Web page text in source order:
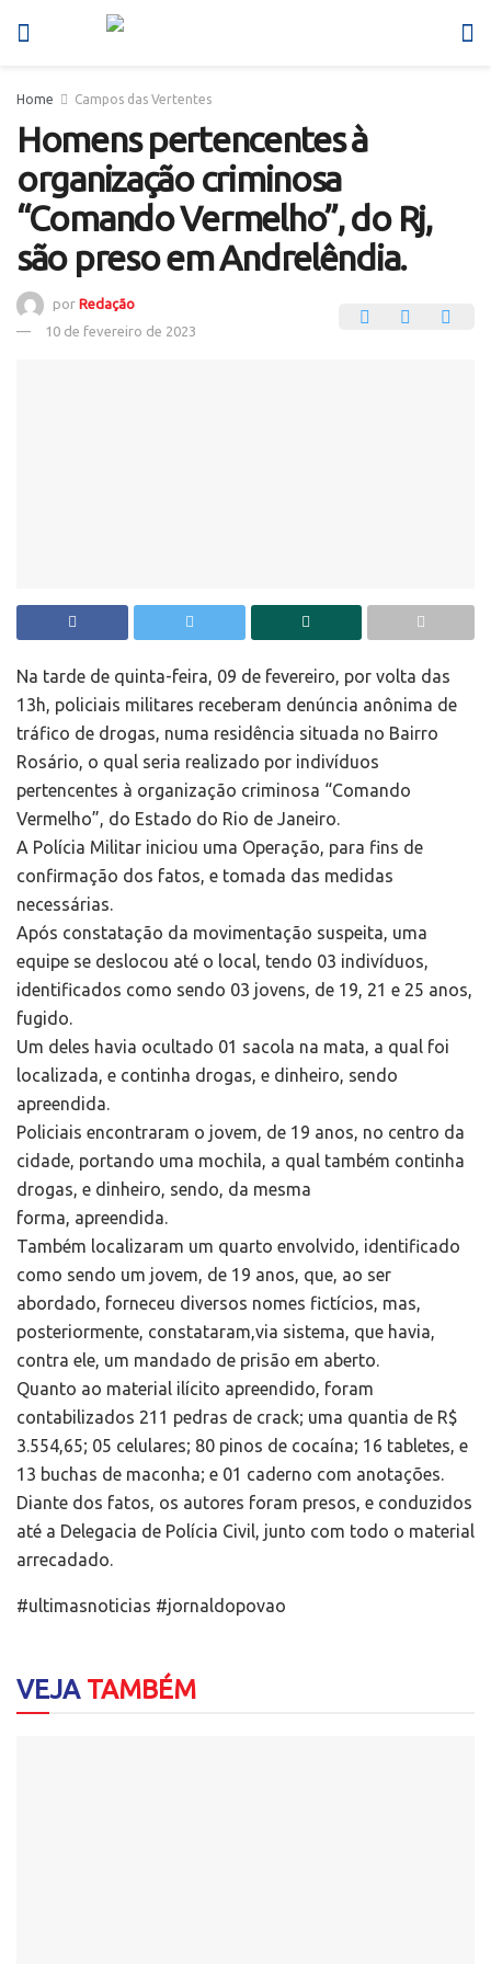
Home Campos das Vertentes
Homens pertencentes à
organização criminosa
“Comando Vermelho”, do Rj,
são preso em Andrelêndia.
por Redação
10 de fevereiro de 2023
Na tarde de quinta-feira, 09 de fevereiro, por volta das
13h, policiais militares receberam denúncia anônima de
tráfico de drogas, numa residência situada no Bairro
Rosário, o qual seria realizado por indivíduos
pertencentes à organização criminosa “Comando
Vermelho”, do Estado do Rio de Janeiro.
A Polícia Militar iniciou uma Operação, para fins de
confirmação dos fatos, e tomada das medidas
necessárias.
Após constatação da movimentação suspeita, uma
equipe se deslocou até o local, tendo 03 indivíduos,
identificados como sendo 03 jovens, de 19, 21 e 25 anos,
fugido.
Um deles havia ocultado 01 sacola na mata, a qual foi
localizada, e continha drogas, e dinheiro, sendo
apreendida.
Policiais encontraram o jovem, de 19 anos, no centro da
cidade, portando uma mochila, a qual também continha
drogas, e dinheiro, sendo, da mesma
forma, apreendida.
Também localizaram um quarto envolvido, identificado
como sendo um jovem, de 19 anos, que, ao ser
abordado, forneceu diversos nomes fictícios, mas,
posteriormente, constataram,via sistema, que havia,
contra ele, um mandado de prisão em aberto.
Quanto ao material ilícito apreendido, foram
contabilizados 211 pedras de crack; uma quantia de R$
3.554,65; 05 celulares; 80 pinos de cocaína; 16 tabletes, e
13 buchas de maconha; e 01 caderno com anotações.
Diante dos fatos, os autores foram presos, e conduzidos
até a Delegacia de Polícia Civil, junto com todo o material
arrecadado.
#ultimasnoticias #jornaldopovao
VEJATAMBÉM